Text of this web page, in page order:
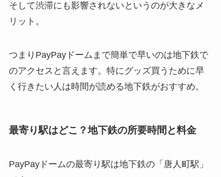
そして渋滞にも影響されないというのが大きなメ
リット。
つまりPayPayドームまで簡単で早いのは地下鉄で
のアクセスと言えます。特にグッズ買うために早
く行きたい人は時間が読める地下鉄がおすすめ。
最寄り駅はどこ？地下鉄の所要時間と料金
PayPayドームの最寄り駅は地下鉄の「唐人町駅」